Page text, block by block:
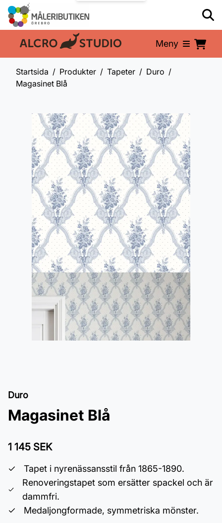
En del av: Meny
Startsida Produkter Tapeter
Duro
Magasinet Blå
Duro
Magasinet Blå
1 145 SEK
Tapet i nyrenässansstil från 1865-1890.
Renoveringstapet som ersätter spackel och är
dammfri.
Medaljongformade, symmetriska mönster.